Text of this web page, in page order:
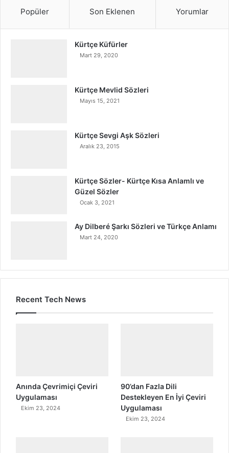
Popüler Son Eklenen Yorumlar
Kürtçe Küfürler
Mart 29, 2020
Kürtçe Mevlid Sözleri
Mayıs 15, 2021
Kürtçe Sevgi Aşk Sözleri
Aralık 23, 2015
Kürtçe Sözler- Kürtçe Kısa Anlamlı ve
Güzel Sözler
Ocak 3, 2021
Ay Dilberé Şarkı Sözleri ve Türkçe Anlamı
Mart 24, 2020
Recent Tech News
Anında Çevrimiçi Çeviri
Uygulaması
Ekim 23, 2024
90’dan Fazla Dili
Destekleyen En İyi Çeviri
Uygulaması
Ekim 23, 2024